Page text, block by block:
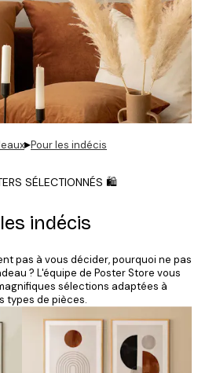
▸Pour les indécis
SÉLECTIONNÉS 🛍️
indécis
pas à vous décider, pourquoi ne pas
? L'équipe de Poster Store vous
sélections adaptées à
types de pièces.